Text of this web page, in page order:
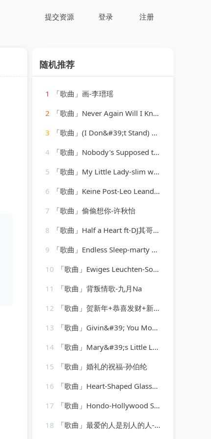
提交资源 登录 注册
随机推荐
1
「歌曲」画-李瑨瑶
2
「歌曲」Never Again Will I Knock On Your Door-Hank Williams
3
「歌曲」(I Don&#39;t Stand) a Ghost of a Chance-cab calloway & his orchestra
4
「歌曲」Nobody's Supposed to Be Here-K2 Groove
5
「歌曲」My Little Lady-slim whitman
6
「歌曲」Keine Post-Leo Leandros、Willy Hagara、Jost Wöhrmann
7
「歌曲」偷偷想你-许秋怡
8
「歌曲」Half a Heart ft-DJ其哥、徐老四、DJ小川、高士其
9
「歌曲」Endless Sleep-marty wilde
10
「歌曲」Ewiges Leuchten-Sonidos de Fuego、Entspannungsmusik、Spa Channel
11
「歌曲」背叛情歌-九月Na
12
「歌曲」贺新年+恭喜发财+新年歌儿大家唱+大地回春-乔华、吴泓君、陈良泉、卓依婷、庄学忠、李燕萍、罗宾、谢采妘
13
「歌曲」Givin&#39; You More-The Str8jackets & Sam Obernik、Tyree Cooper、The Str8jackets
14
「歌曲」Mary&#39;s Little Lamb-James Darren
15
「歌曲」婚礼的祝福-孙伯纶
16
「歌曲」Heart-Shaped Glasses-Marilyn Manson
17
「歌曲」Hondo-Hollywood Studio Orchestra
18
「歌曲」最爱的人是别人的人-丹娜